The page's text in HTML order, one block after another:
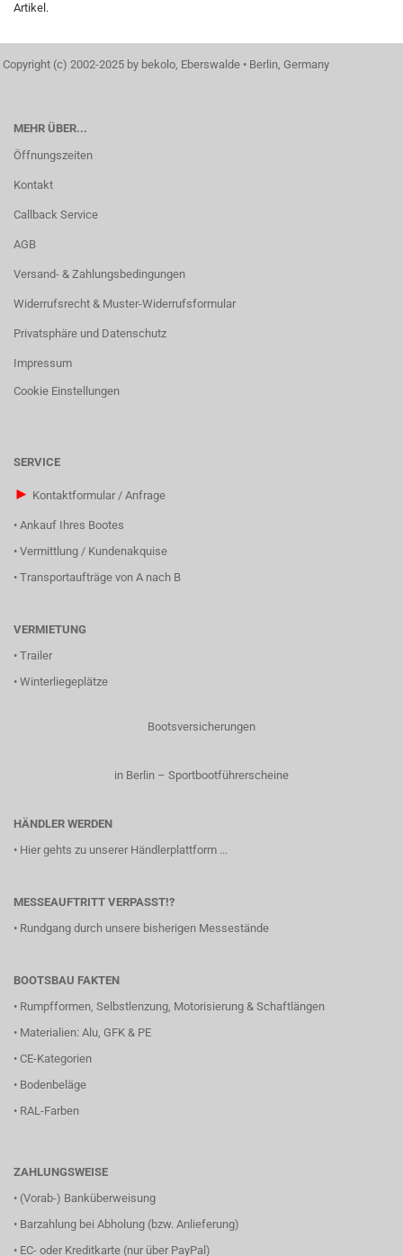
Artikel.
Copyright (c) 2002-2025 by bekolo, Eberswalde • Berlin, Germany
MEHR ÜBER...
Öffnungszeiten
Kontakt
Callback Service
AGB
Versand- & Zahlungsbedingungen
Widerrufsrecht & Muster-Widerrufsformular
Privatsphäre und Datenschutz
Impressum
Cookie Einstellungen
SERVICE
► Kontaktformular / Anfrage
• Ankauf Ihres Bootes
• Vermittlung / Kundenakquise
• Transportaufträge von A nach B
VERMIETUNG
• Trailer
• Winterliegeplätze
Bootsversicherungen
in Berlin – Sportbootführerscheine
HÄNDLER WERDEN
• Hier gehts zu unserer Händlerplattform ...
MESSEAUFTRITT VERPASST!?
• Rundgang durch unsere bisherigen Messestände
BOOTSBAU FAKTEN
• Rumpfformen, Selbstlenzung, Motorisierung & Schaftlängen
• Materialien: Alu, GFK & PE
• CE-Kategorien
• Bodenbeläge
• RAL-Farben
ZAHLUNGSWEISE
• (Vorab-) Banküberweisung
• Barzahlung bei Abholung (bzw. Anlieferung)
• EC- oder Kreditkarte (nur über PayPal)